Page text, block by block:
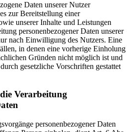
Daten unserer Nutzer
zur Bereitstellung einer
unserer Inhalte und Leistungen
personenbezogener Daten unserer
nach Einwilligung des Nutzers. Eine
in denen eine vorherige Einholung
Gründen nicht möglich ist und
gesetzliche Vorschriften gestattet
Verarbeitung
personenbezogener Daten